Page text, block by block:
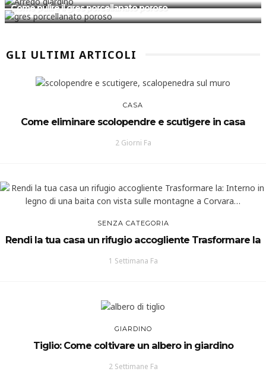
Come pulire il gres porcellanato poroso
GLI ULTIMI ARTICOLI
CASA
Come eliminare scolopendre e scutigere in casa
2 Giorni Fa
SENZA CATEGORIA
Rendi la tua casa un rifugio accogliente Trasformare la
1 Settimana Fa
GIARDINO
Tiglio: Come coltivare un albero in giardino
2 Settimane Fa